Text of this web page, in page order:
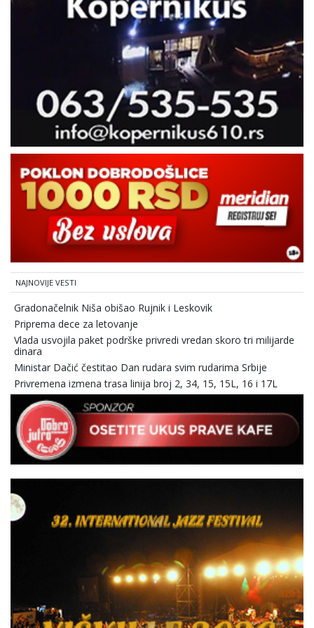
NAJNOVIJE VESTI
Gradonačelnik Niša obišao Rujnik i Leskovik
Priprema dece za letovanje
Vlada usvojila paket podrške privredi vredan skoro tri milijarde
dinara
Ministar Dačić čestitao Dan rudara svim rudarima Srbije
Privremena izmena trasa linija broj 2, 34, 15, 15L, 16 i 17L